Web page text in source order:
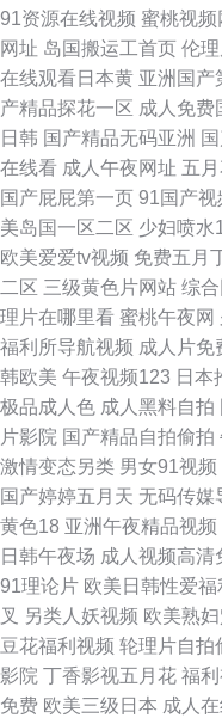
91资源在线视频 蜜桃视频
网址 岛国搬运工首页 伦
在线观看日本黄 亚洲国产
产精品探花一区 成人免费
日韩 国产精品无码亚洲
在线看 成人午夜网址 五
国产屁屁第一页 91国产视
美岛国一区二区 少妇喷水
欧美爱爱tv视频 免费五月
二区 三级黄色片网站 综
理片在哪里看 蜜桃午夜网
福利所导航视频 成人片免
韩欧美 午夜视频123 日本
极品成人色 成人黑料自拍
片影院 国产精品自拍偷拍
激情变态另类 男女91视频
国产婷婷五月天 无码传媒
黄色18 亚洲午夜精品视频
日韩午夜场 成人视频高清
91理论片 欧美日韩性爱福
叉 另类人妖视频 欧美熟
豆花福利视频 轮理片自拍
影院 丁香影视五月花 福
免费 欧美三级日本 成人